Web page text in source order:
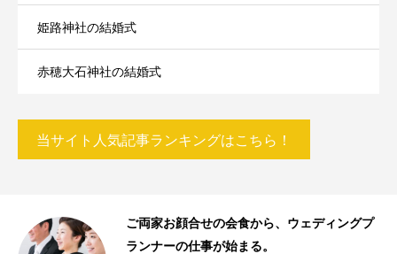
姫路神社の結婚式
赤穂大石神社の結婚式
当サイト人気記事ランキングはこちら！
ご両家お顔合せの会食から、ウェディングプ
ランナーの仕事が始まる。